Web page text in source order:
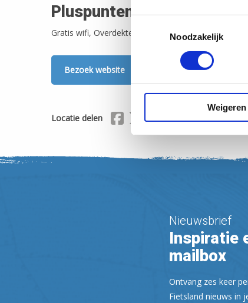
Noodzakelijk
Weigeren
Pluspunten
Gratis wifi, Overdekte verblijfsruimte
Bezoek website
Locatie delen Delen via Facebook
Delen via X (Twitter)
Nieuwsbrief
Inspiratie
mailbox
Ontvang zes keer
Fietsland nieuws in